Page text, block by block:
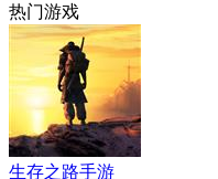
热门游戏
生存之路手游